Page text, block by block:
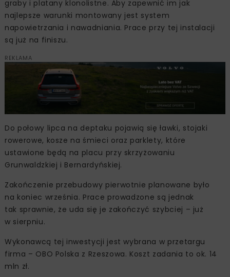
graby i platany klonolistne. Aby zapewnić im jak
najlepsze warunki montowany jest system
napowietrzania i nawadniania. Prace przy tej instalacji
są już na finiszu.
REKLAMA
Do połowy lipca na deptaku pojawią się ławki, stojaki
rowerowe, kosze na śmieci oraz parklety, które
ustawione będą na placu przy skrzyżowaniu
Grunwaldzkiej i Bernardyńskiej.
Zakończenie przebudowy pierwotnie planowane było
na koniec września. Prace prowadzone są jednak
tak sprawnie, że uda się je zakończyć szybciej – już
w sierpniu.
Wykonawcą tej inwestycji jest wybrana w przetargu
firma – OBO Polska z Rzeszowa. Koszt zadania to ok. 14
mln zł.